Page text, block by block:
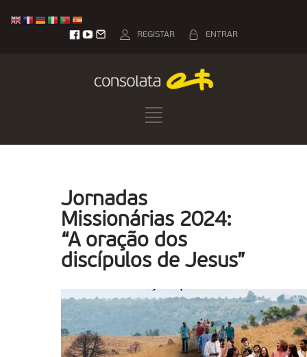
ENTRAR
REGISTAR
Jornadas
Missionárias 2024:
“A oração dos
discípulos de Jesus”